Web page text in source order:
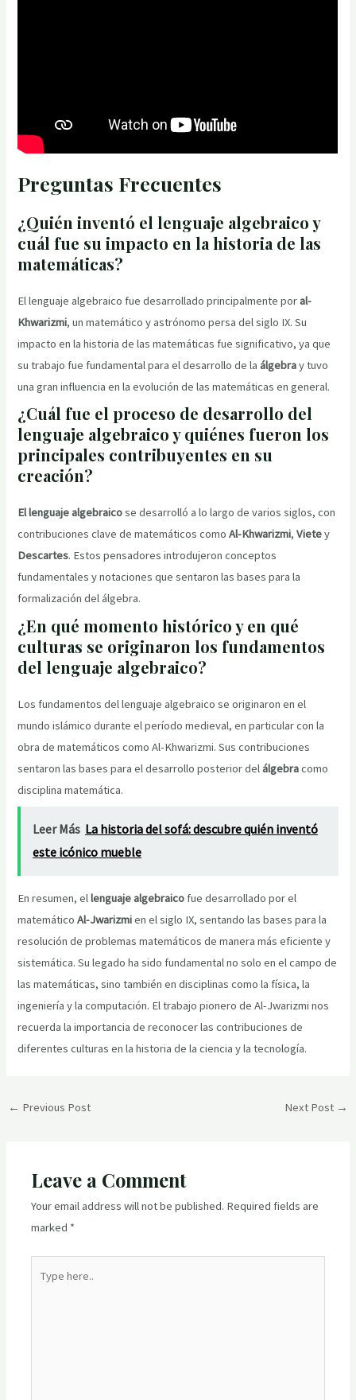
Preguntas Frecuentes
¿Quién inventó el lenguaje algebraico y
cuál fue su impacto en la historia de las
matemáticas?
El lenguaje algebraico fue desarrollado principalmente poral-
Khwarizmi, un matemático y astrónomo persa del siglo IX. Su
impacto en la historia de las matemáticas fue significativo, ya que
su trabajo fue fundamental para el desarrollo de laálgebray tuvo
una gran influencia en la evolución de las matemáticas en general.
¿Cuál fue el proceso de desarrollo del
lenguaje algebraico y quiénes fueron los
principales contribuyentes en su
creación?
El lenguaje algebraicose desarrolló a lo largo de varios siglos, con
contribuciones clave de matemáticos comoAl-Khwarizmi,Vietey
Descartes. Estos pensadores introdujeron conceptos
fundamentales y notaciones que sentaron las bases para la
formalización del álgebra.
¿En qué momento histórico y en qué
culturas se originaron los fundamentos
del lenguaje algebraico?
Los fundamentos del lenguaje algebraico se originaron en el
mundo islámico durante el período medieval, en particular con la
obra de matemáticos como Al-Khwarizmi. Sus contribuciones
sentaron las bases para el desarrollo posterior delálgebracomo
disciplina matemática.
Leer Más La historia del sofá: descubre quién inventó
este icónico mueble
En resumen, ellenguaje algebraicofue desarrollado por el
matemáticoAl-Jwarizmien el siglo IX, sentando las bases para la
resolución de problemas matemáticos de manera más eficiente y
sistemática. Su legado ha sido fundamental no solo en el campo de
las matemáticas, sino también en disciplinas como la física, la
ingeniería y la computación. El trabajo pionero de Al-Jwarizmi nos
recuerda la importancia de reconocer las contribuciones de
diferentes culturas en la historia de la ciencia y la tecnología.
Post
← Previous Post Next Post →
Leave a Comment
Your email address will not be published. Required fields are
marked *
here..